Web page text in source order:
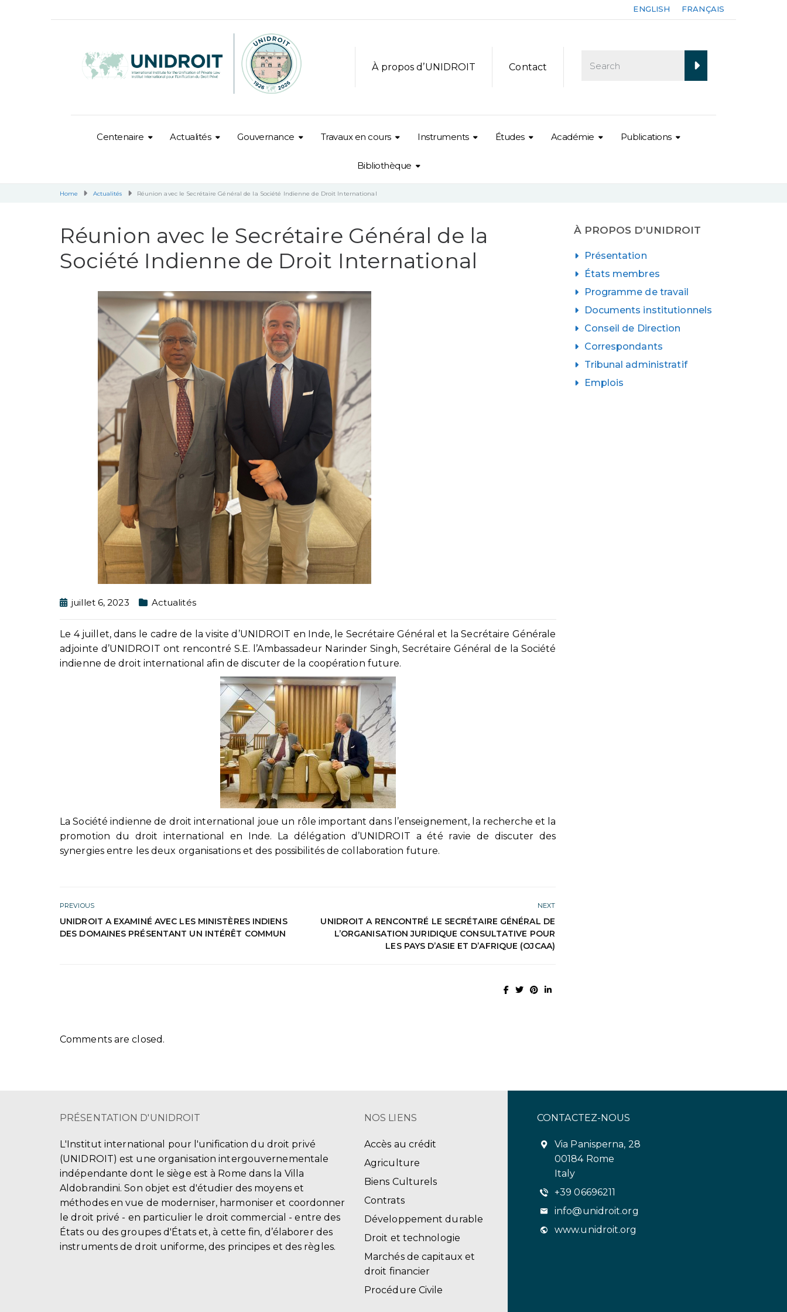
ENGLISH FRANÇAIS
À propos d’UNIDROIT Contact
Centenaire Actualités Gouvernance Travaux en cours Instruments Études Académie Publications
Bibliothèque
Home Actualités Réunion avec le Secrétaire Général de la Société Indienne de Droit International
Réunion avec le Secrétaire Général de la
Société Indienne de Droit International
juillet 6, 2023 Actualités
Le 4 juillet, dans le cadre de la visite d’UNIDROIT en Inde, le Secrétaire Général et la Secrétaire Générale
adjointe d’UNIDROIT ont rencontré S.E. l’Ambassadeur Narinder Singh, Secrétaire Général de la Société
indienne de droit international afin de discuter de la coopération future.
La Société indienne de droit international joue un rôle important dans l’enseignement, la recherche et la
promotion du droit international en Inde. La délégation d’UNIDROIT a été ravie de discuter des
synergies entre les deux organisations et des possibilités de collaboration future.
PREVIOUS
UNIDROIT A EXAMINÉ AVEC LES MINISTÈRES INDIENS
DES DOMAINES PRÉSENTANT UN INTÉRÊT COMMUN
NEXT
UNIDROIT A RENCONTRÉ LE SECRÉTAIRE GÉNÉRAL DE
L’ORGANISATION JURIDIQUE CONSULTATIVE POUR
LES PAYS D’ASIE ET D’AFRIQUE (OJCAA)
Comments are closed.
À PROPOS D’UNIDROIT
Présentation
États membres
Programme de travail
Documents institutionnels
Conseil de Direction
Correspondants
Tribunal administratif
Emplois
PRÉSENTATION D'UNIDROIT
L'Institut international pour l'unification du droit privé
(UNIDROIT) est une organisation intergouvernementale
indépendante dont le siège est à Rome dans la Villa
Aldobrandini. Son objet est d'étudier des moyens et
méthodes en vue de moderniser, harmoniser et coordonner
le droit privé - en particulier le droit commercial - entre des
États ou des groupes d'États et, à cette fin, d’élaborer des
instruments de droit uniforme, des principes et des règles.
NOS LIENS
Accès au crédit
Agriculture
Biens Culturels
Contrats
Développement durable
Droit et technologie
Marchés de capitaux et
droit financier
Procédure Civile
CONTACTEZ-NOUS
Via Panisperna, 28
00184 Rome
Italy
+39 06696211
info@unidroit.org
www.unidroit.org